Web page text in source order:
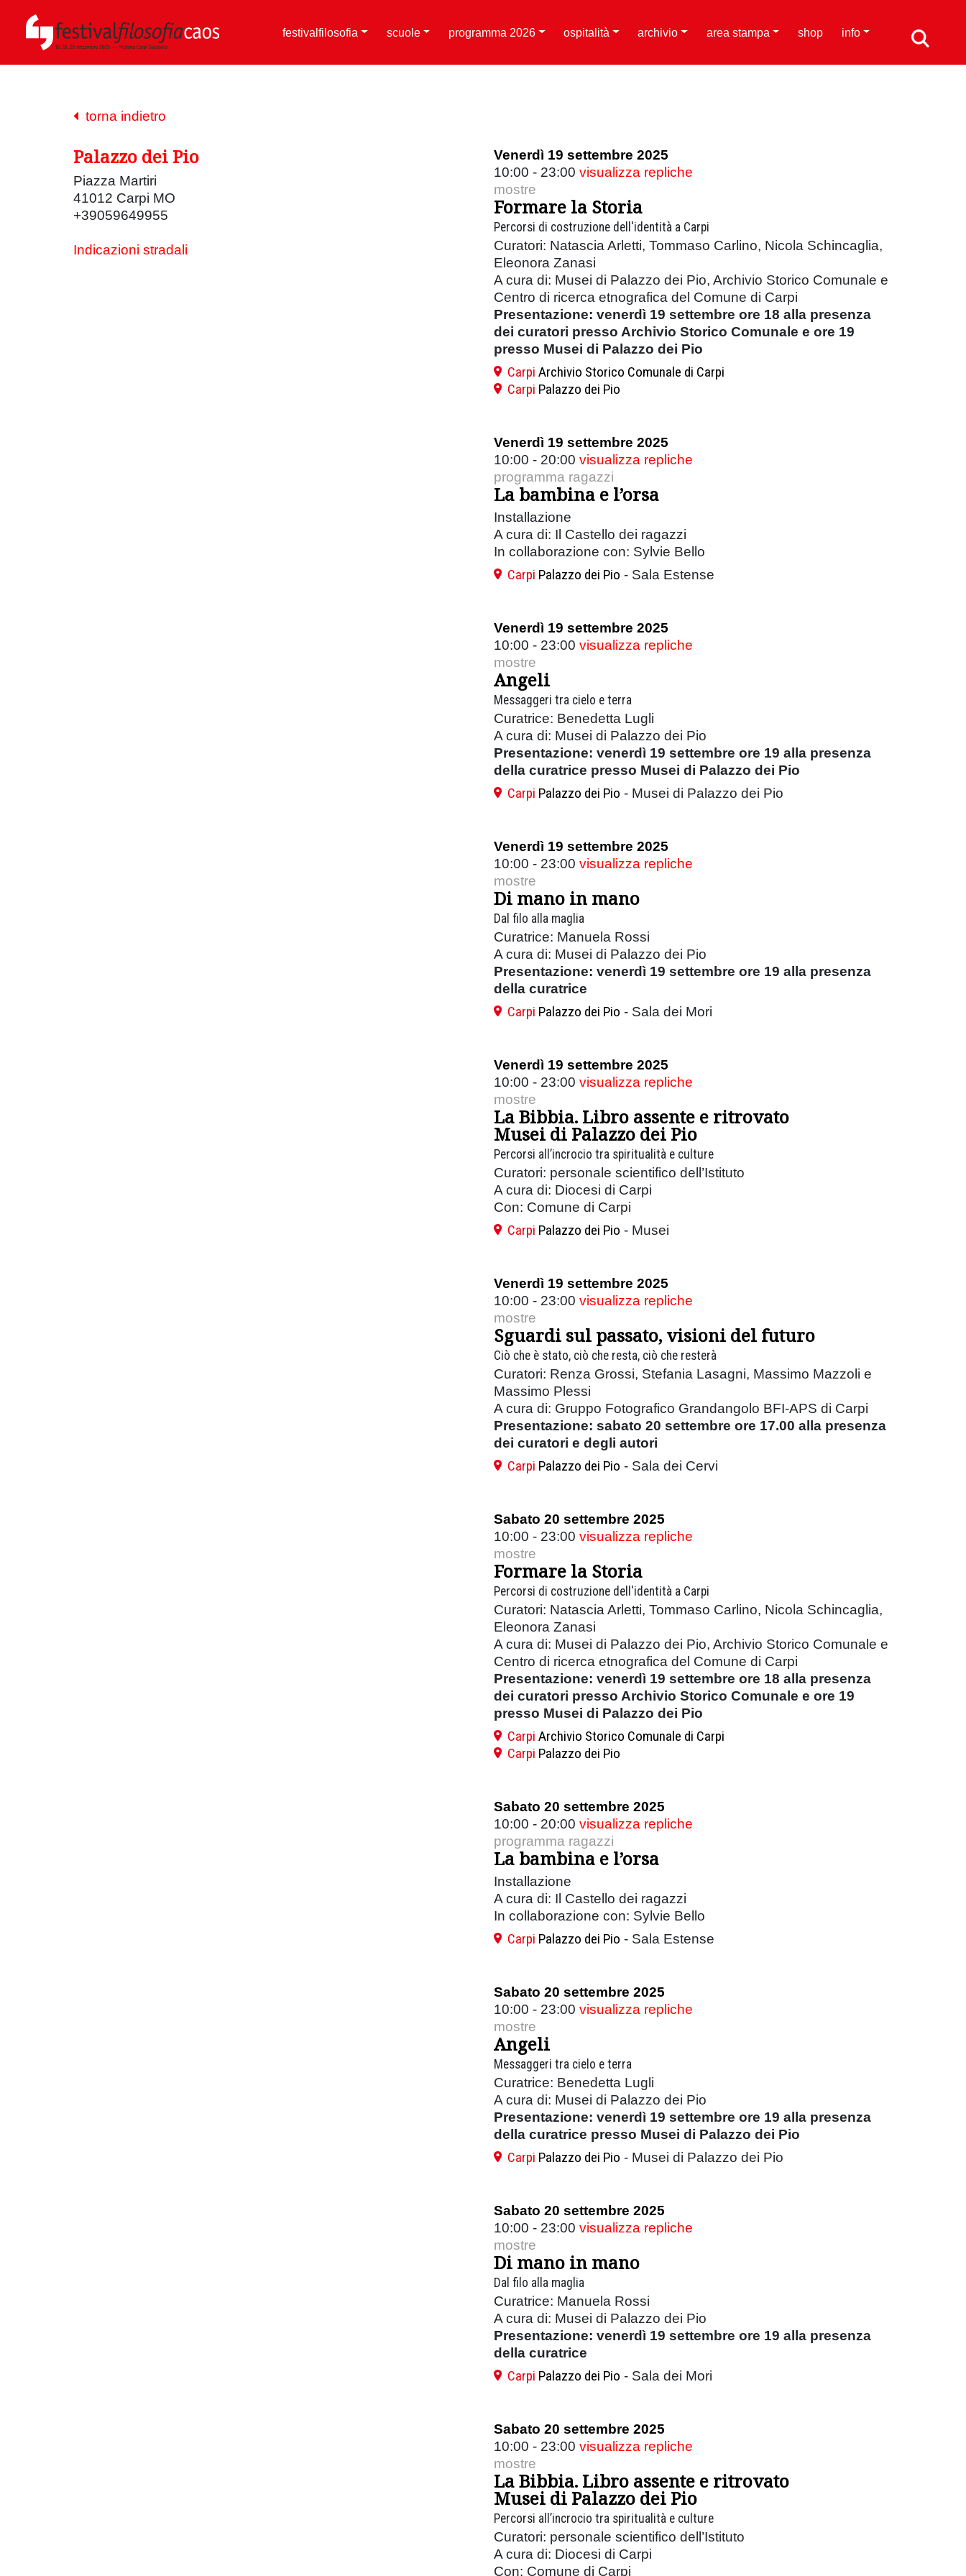
festivalfilosofia scuole programma 2026 ospitalità archivio area stampa shop info
torna indietro
Palazzo dei Pio
Piazza Martiri
41012 Carpi MO
+39059649955
Indicazioni stradali
Venerdì 19 settembre 2025
10:00 - 23:00 visualizza repliche
mostre
Formare la Storia
Percorsi di costruzione dell'identità a Carpi
Curatori: Natascia Arletti, Tommaso Carlino, Nicola Schincaglia,
Eleonora Zanasi
A cura di: Musei di Palazzo dei Pio, Archivio Storico Comunale e
Centro di ricerca etnografica del Comune di Carpi
Presentazione: venerdì 19 settembre ore 18 alla presenza
dei curatori presso Archivio Storico Comunale e ore 19
presso Musei di Palazzo dei Pio
Carpi Archivio Storico Comunale di Carpi
Carpi Palazzo dei Pio
Venerdì 19 settembre 2025
10:00 - 20:00 visualizza repliche
programma ragazzi
La bambina e l’orsa
Installazione
A cura di: Il Castello dei ragazzi
In collaborazione con: Sylvie Bello
Carpi Palazzo dei Pio - Sala Estense
Venerdì 19 settembre 2025
10:00 - 23:00 visualizza repliche
mostre
Angeli
Messaggeri tra cielo e terra
Curatrice: Benedetta Lugli
A cura di: Musei di Palazzo dei Pio
Presentazione: venerdì 19 settembre ore 19 alla presenza
della curatrice presso Musei di Palazzo dei Pio
Carpi Palazzo dei Pio - Musei di Palazzo dei Pio
Venerdì 19 settembre 2025
10:00 - 23:00 visualizza repliche
mostre
Di mano in mano
Dal filo alla maglia
Curatrice: Manuela Rossi
A cura di: Musei di Palazzo dei Pio
Presentazione: venerdì 19 settembre ore 19 alla presenza
della curatrice
Carpi Palazzo dei Pio - Sala dei Mori
Venerdì 19 settembre 2025
10:00 - 23:00 visualizza repliche
mostre
La Bibbia. Libro assente e ritrovato
Musei di Palazzo dei Pio
Percorsi all’incrocio tra spiritualità e culture
Curatori: personale scientifico dell’Istituto
A cura di: Diocesi di Carpi
Con: Comune di Carpi
Carpi Palazzo dei Pio - Musei
Venerdì 19 settembre 2025
10:00 - 23:00 visualizza repliche
mostre
Sguardi sul passato, visioni del futuro
Ciò che è stato, ciò che resta, ciò che resterà
Curatori: Renza Grossi, Stefania Lasagni, Massimo Mazzoli e
Massimo Plessi
A cura di: Gruppo Fotografico Grandangolo BFI-APS di Carpi
Presentazione: sabato 20 settembre ore 17.00 alla presenza
dei curatori e degli autori
Carpi Palazzo dei Pio - Sala dei Cervi
Sabato 20 settembre 2025
10:00 - 23:00 visualizza repliche
mostre
Formare la Storia
Percorsi di costruzione dell'identità a Carpi
Curatori: Natascia Arletti, Tommaso Carlino, Nicola Schincaglia,
Eleonora Zanasi
A cura di: Musei di Palazzo dei Pio, Archivio Storico Comunale e
Centro di ricerca etnografica del Comune di Carpi
Presentazione: venerdì 19 settembre ore 18 alla presenza
dei curatori presso Archivio Storico Comunale e ore 19
presso Musei di Palazzo dei Pio
Carpi Archivio Storico Comunale di Carpi
Carpi Palazzo dei Pio
Sabato 20 settembre 2025
10:00 - 20:00 visualizza repliche
programma ragazzi
La bambina e l’orsa
Installazione
A cura di: Il Castello dei ragazzi
In collaborazione con: Sylvie Bello
Carpi Palazzo dei Pio - Sala Estense
Sabato 20 settembre 2025
10:00 - 23:00 visualizza repliche
mostre
Angeli
Messaggeri tra cielo e terra
Curatrice: Benedetta Lugli
A cura di: Musei di Palazzo dei Pio
Presentazione: venerdì 19 settembre ore 19 alla presenza
della curatrice presso Musei di Palazzo dei Pio
Carpi Palazzo dei Pio - Musei di Palazzo dei Pio
Sabato 20 settembre 2025
10:00 - 23:00 visualizza repliche
mostre
Di mano in mano
Dal filo alla maglia
Curatrice: Manuela Rossi
A cura di: Musei di Palazzo dei Pio
Presentazione: venerdì 19 settembre ore 19 alla presenza
della curatrice
Carpi Palazzo dei Pio - Sala dei Mori
Sabato 20 settembre 2025
10:00 - 23:00 visualizza repliche
mostre
La Bibbia. Libro assente e ritrovato
Musei di Palazzo dei Pio
Percorsi all’incrocio tra spiritualità e culture
Curatori: personale scientifico dell’Istituto
A cura di: Diocesi di Carpi
Con: Comune di Carpi